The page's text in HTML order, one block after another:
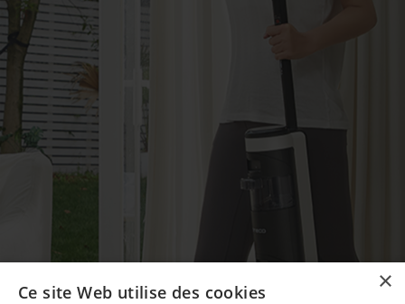
×
Ce site Web utilise des cookies